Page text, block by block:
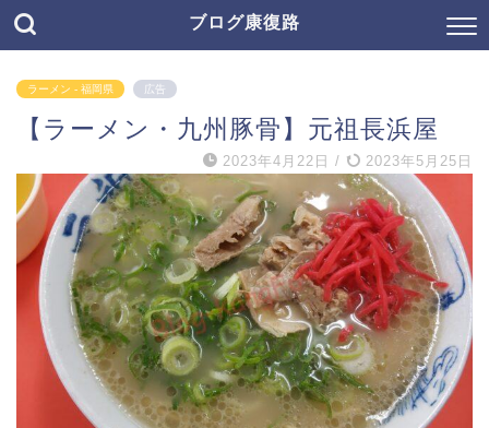
ブログ康復路
ラーメン - 福岡県 広告
【ラーメン・九州豚骨】元祖長浜屋
2023年4月22日 / 2023年5月25日